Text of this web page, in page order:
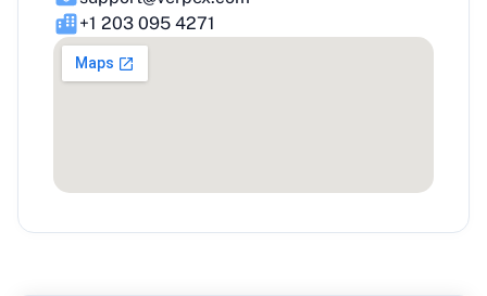
+1 203 095 4271